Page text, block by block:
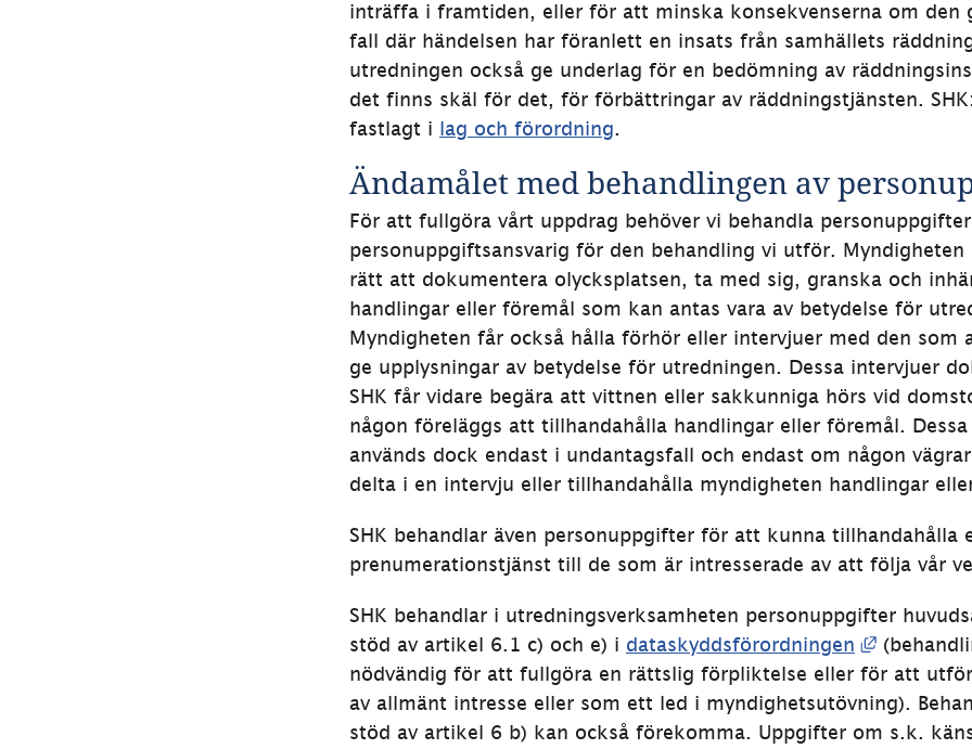
inträffa i framtiden, eller för att minska konsekvenserna om den
fall där händelsen har föranlett en insats från samhällets
utredningen också ge underlag för en bedömning av
det finns skäl för det, för förbättringar av räddningstjänsten.
fastlagt i lag och förordning.
Ändamålet med behandlingen av
För att fullgöra vårt uppdrag behöver vi behandla
personuppgiftsansvarig för den behandling vi utför.
rätt att dokumentera olycksplatsen, ta med sig, granska och
handlingar eller föremål som kan antas vara av betydelse för
Myndigheten får också hålla förhör eller intervjuer med den som
ge upplysningar av betydelse för utredningen. Dessa intervjuer
SHK får vidare begära att vittnen eller sakkunniga hörs vid
någon föreläggs att tillhandahålla handlingar eller föremål.
används dock endast i undantagsfall och endast om någon
delta i en intervju eller tillhandahålla myndigheten handlingar
SHK behandlar även personuppgifter för att kunna tillhandahålla
prenumerationstjänst till de som är intresserade av att följa vår
SHK behandlar i utredningsverksamheten personuppgifter
stöd av artikel 6.1 c) och e) i dataskyddsförordningen Länk till
nödvändig för att fullgöra en rättslig förpliktelse eller för att
av allmänt intresse eller som ett led i myndighetsutövning).
stöd av artikel 6 b) kan också förekomma. Uppgifter om s.k.